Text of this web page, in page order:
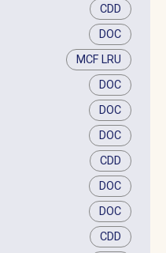
CDD
DOC
MCF LRU
DOC
DOC
DOC
CDD
DOC
DOC
CDD